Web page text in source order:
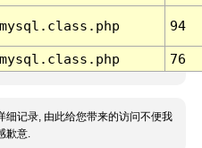
94
76
细记录, 由此给您带来的访问不便我
歉意.